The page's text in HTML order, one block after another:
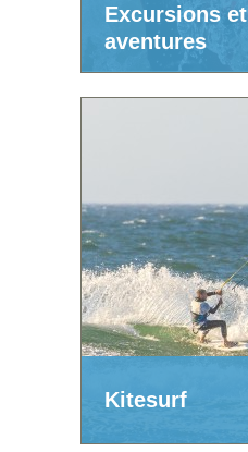
Excursions et
aventures
Kitesurf